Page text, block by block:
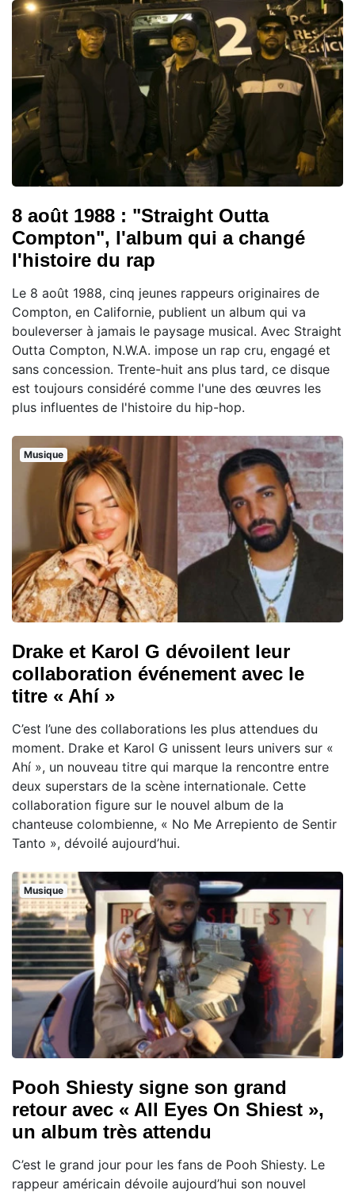
8 août 1988 : "Straight Outta
Compton", l'album qui a changé
l'histoire du rap
Le 8 août 1988, cinq jeunes rappeurs originaires de
Compton, en Californie, publient un album qui va
bouleverser à jamais le paysage musical. Avec Straight
Outta Compton, N.W.A. impose un rap cru, engagé et
sans concession. Trente-huit ans plus tard, ce disque
est toujours considéré comme l'une des œuvres les
plus influentes de l'histoire du hip-hop.
Musique
Drake et Karol G dévoilent leur
collaboration événement avec le
titre « Ahí »
C’est l’une des collaborations les plus attendues du
moment. Drake et Karol G unissent leurs univers sur «
Ahí », un nouveau titre qui marque la rencontre entre
deux superstars de la scène internationale. Cette
collaboration figure sur le nouvel album de la
chanteuse colombienne, « No Me Arrepiento de Sentir
Tanto », dévoilé aujourd’hui.
Musique
Pooh Shiesty signe son grand
retour avec « All Eyes On Shiest »,
un album très attendu
C’est le grand jour pour les fans de Pooh Shiesty. Le
rappeur américain dévoile aujourd’hui son nouvel